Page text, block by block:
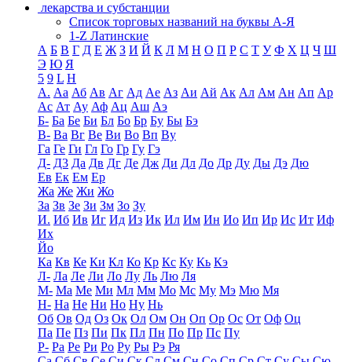
лекарства и субстанции
Список торговых названий на буквы А-Я
1-Z Латинские
А Б В Г Д Е Ж З И Й К Л М Н О П Р С Т У Ф Х Ц Ч Ш
Э Ю Я
5 9 L H
А. Аа Аб Ав Аг Ад Ае Аз Аи Ай Ак Ал Ам Ан Ап Ар
Ас Ат Ау Аф Ац Аш Аэ
Б- Ба Бе Би Бл Бо Бр Бу Бы Бэ
В- Ва Вг Ве Ви Во Вп Ву
Га Ге Ги Гл Го Гр Гу Гэ
Д- Д3 Да Дв Дг Де Дж Ди Дл До Др Ду Ды Дэ Дю
Ев Ек Ем Ер
Жа Же Жи Жо
За Зв Зе Зи Зм Зо Зу
И. Иб Ив Иг Ид Из Ик Ил Им Ин Ио Ип Ир Ис Ит Иф
Их
Йо
Ка Кв Ке Ки Кл Ко Кр Кс Ку Кь Кэ
Л- Ла Ле Ли Ло Лу Ль Лю Ля
М- Ма Ме Ми Мл Мм Мо Мс Му Мэ Мю Мя
Н- На Не Ни Но Ну Нь
Об Ов Од Оз Ок Ол Ом Он Оп Ор Ос От Оф Оц
Па Пе Пз Пи Пк Пл Пн По Пр Пс Пу
Р- Ра Ре Ри Ро Ру Ры Рэ Ря